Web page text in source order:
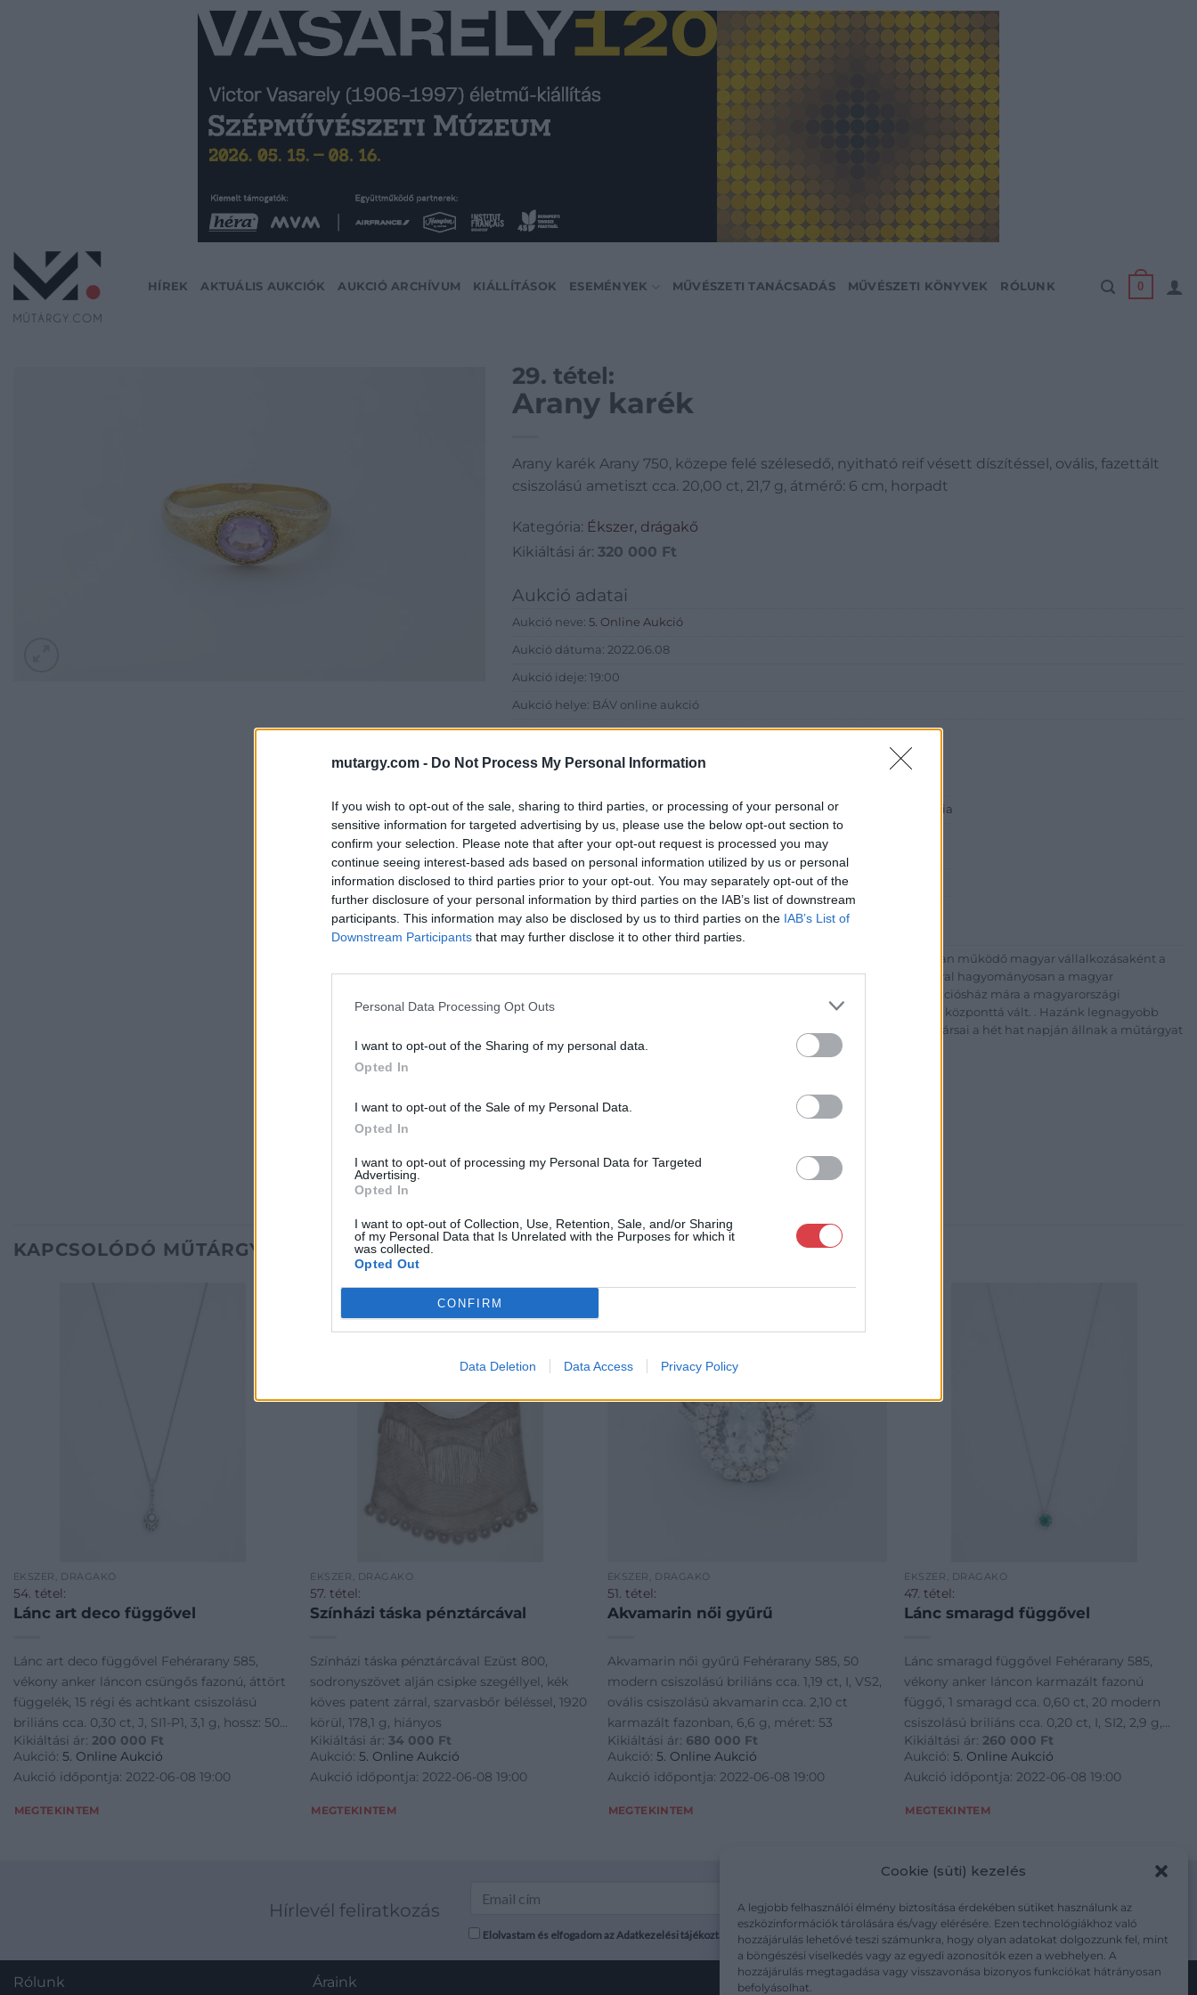
mutargy.com - Do Not Process My Personal Information
If you wish to opt-out of the sale, sharing to third parties, or processing of your personal or
sensitive information for targeted advertising by us, please use the below opt-out section to
confirm your selection. Please note that after your opt-out request is processed you may
continue seeing interest-based ads based on personal information utilized by us or personal
information disclosed to third parties prior to your opt-out. You may separately opt-out of the
further disclosure of your personal information by third parties on the IAB’s list of downstream
participants. This information may also be disclosed by us to third parties on the IAB’s List of
Downstream Participants that may further disclose it to other third parties.
Personal Data Processing Opt Outs
I want to opt-out of the Sharing of my personal data.
Opted In
I want to opt-out of the Sale of my Personal Data.
Opted In
I want to opt-out of processing my Personal Data for Targeted
Advertising.
Opted In
I want to opt-out of Collection, Use, Retention, Sale, and/or Sharing
of my Personal Data that Is Unrelated with the Purposes for which it
was collected.
Opted Out
CONFIRM
Data Deletion Data Access Privacy Policy
Cookie (süti) kezelés
A legjobb felhasználói élmény biztosítása érdekében sütiket használunk az
eszközinformációk tárolására és/vagy elérésére. Ezen technológiákhoz való
hozzájárulás lehetővé teszi számunkra, hogy olyan adatokat dolgozzunk fel, mint
a böngészési viselkedés vagy az egyedi azonosítók ezen a webhelyen. A
hozzájárulás megtagadása vagy visszavonása bizonyos funkciókat hátrányosan
befolyásolhat.
HÍREK AKTUÁLIS AUKCIÓK AUKCIÓ ARCHÍVUM KIÁLLÍTÁSOK ESEMÉNYEK MŰVÉSZETI TANÁCSADÁS MŰVÉSZETI KÖNYVEK RÓLUNK 0
29. tétel:
Arany karék
Arany karék Arany 750, közepe felé szélesedő, nyitható reif vésett díszítéssel, ovális, fazettált
csiszolású ametiszt cca. 20,00 ct, 21,7 g, átmérő: 6 cm, horpadt
Kategória: Ékszer, drágakő
Kikiáltási ár: 320 000 Ft
Aukció adatai
Aukció neve: 5. Online Aukció
Aukció dátuma: 2022.06.08
Aukció ideje: 19:00
Aukció helye: BÁV online aukció
Tételszám: 29
Eladó: BÁV ART Aukciósház és Galéria
Cím: BÁV ZRt.
1027 Budapest, Csalogány u. 23-33.
Telefon: (06 1) 331 0513
Bemutatkozás: Az ország legnagyobb múltú, 240 esztendeje jogfolytonosan működő magyar vállalkozásaként a
BÁV ZRt. óriási tapasztalatával, szakmai tekintélyével és megbízhatóságával hagyományosan a magyar
műkereskedelem meghatározó szereplője. A 2007-ben megújult BÁV Aukciósház mára a magyarországi
műkereskedelem egyik legfontosabb színterévé, kereskedelmi és árverési központtá vált. . Hazánk legnagyobb
műkereskedelmi üzlethálózatával rendelkező BÁV ZRt. felkészült munkatársai a hét hat napján állnak a műtárgyat
eladni, vagy venni kívánók rendelkezésére.
KAPCSOLÓDÓ MŰTÁRGYAK
ÉKSZER, DRÁGAKŐ
54. tétel:
Lánc art deco függővel
Lánc art deco függővel Fehérarany 585,
vékony anker láncon csüngős fazonú, áttört
függelék, 15 régi és achtkant csiszolású
briliáns cca. 0,30 ct, J, SI1-P1, 3,1 g, hossz: 50
cm
Kikiáltási ár: 200 000 Ft
Aukció: 5. Online Aukció
Aukció időpontja: 2022-06-08 19:00
MEGTEKINTEM
ÉKSZER, DRÁGAKŐ
57. tétel:
Színházi táska pénztárcával
Színházi táska pénztárcával Ezüst 800,
sodronyszövet alján csipke szegéllyel, kék
köves patent zárral, szarvasbőr béléssel, 1920
körül, 178,1 g, hiányos
Kikiáltási ár:34 000 Ft
Aukció:5. Online Aukció
Aukció időpontja: 2022-06-08 19:00
MEGTEKINTEM
ÉKSZER, DRÁGAKŐ
51. tétel:
Akvamarin női gyűrű
Akvamarin női gyűrű Fehérarany 585, 50
modern csiszolású briliáns cca. 1,19 ct, I, VS2,
ovális csiszolású akvamarin cca. 2,10 ct
karmazált fazonban, 6,6 g, méret: 53
Kikiáltási ár: 680 000 Ft
Aukció: 5. Online Aukció
Aukció időpontja: 2022-06-08 19:00
MEGTEKINTEM
ÉKSZER, DRÁGAKŐ
47. tétel:
Lánc smaragd függővel
Lánc smaragd függővel Fehérarany 585,
vékony anker láncon karmazált fazonú
függő, 1 smaragd cca. 0,60 ct, 20 modern
csiszolású briliáns cca. 0,20 ct, I, SI2, 2,9 g,
hossz: 50 cm
Kikiáltási ár: 260 000 Ft
Aukció:5. Online Aukció
Aukció időpontja: 2022-06-08 19:00
MEGTEKINTEM
Hírlevél feliratkozás
Elolvastam és elfogadom az Adatkezelési tájékoztatót: mutargy.com/adatkezelesi-tajekoztato/
Rólunk
Áraink